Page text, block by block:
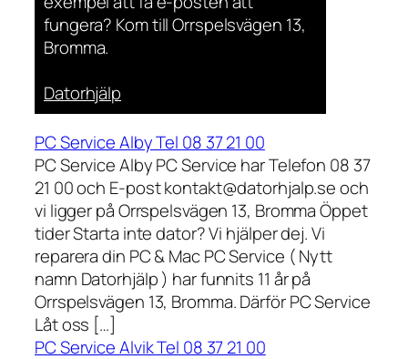
fungera? Kom till Orrspelsvägen 13,
Bromma.
Datorhjälp
PC Service Alby Tel 08 37 21 00
PC Service Alby PC Service har Telefon 08 37
21 00 och E-post kontakt@datorhjalp.se och
vi ligger på Orrspelsvägen 13, Bromma Öppet
tider Starta inte dator? Vi hjälper dej. Vi
reparera din PC & Mac PC Service ( Nytt
namn Datorhjälp ) har funnits 11 år på
Orrspelsvägen 13, Bromma. Därför PC Service
Låt oss […]
PC Service Alvik Tel 08 37 21 00